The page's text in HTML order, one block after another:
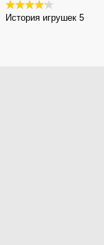
История игрушек 5